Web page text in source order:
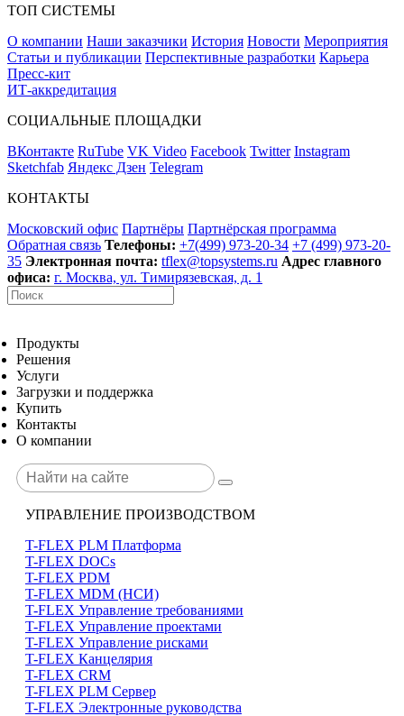
ТОП СИСТЕМЫ
О компании Наши заказчики История Новости Мероприятия
Статьи и публикации Перспективные разработки Карьера
Пресс-кит
ИТ-аккредитация
СОЦИАЛЬНЫЕ ПЛОЩАДКИ
ВКонтакте RuTube VK Video Facebook Twitter Instagram
Sketchfab Яндекс Дзен Telegram
КОНТАКТЫ
Московский офис Партнёры Партнёрская программа
Обратная связь Телефоны: +7(499) 973-20-34 +7 (499) 973-20-
35 Электронная почта: tflex@topsystems.ru Адрес главного
офиса: г. Москва, ул. Тимирязевская, д. 1
Продукты
Решения
Услуги
Загрузки и поддержка
Купить
Контакты
О компании
УПРАВЛЕНИЕ ПРОИЗВОДСТВОМ
T-FLEX PLM Платформа
T-FLEX DOCs
T-FLEX PDM
T-FLEX MDM (НСИ)
T-FLEX Управление требованиями
T-FLEX Управление проектами
T-FLEX Управление рисками
T-FLEX Канцелярия
T-FLEX CRM
T-FLEX PLM Сервер
T-FLEX Электронные руководства